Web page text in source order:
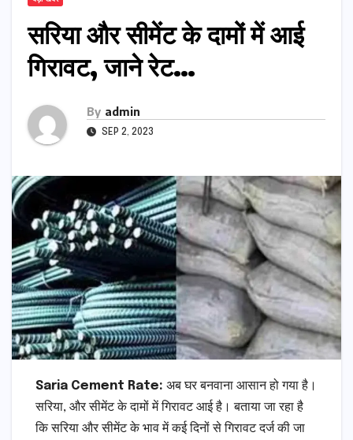
सरिया और सीमेंट के दामों में आई
गिरावट, जाने रेट…
By admin
SEP 2, 2023
Saria Cement Rate: अब घर बनवाना आसान हो गया है।
सरिया, और सीमेंट के दामों में गिरावट आई है। बताया जा रहा है
कि सरिया और सीमेंट के भाव में कई दिनों से गिरावट दर्ज की जा